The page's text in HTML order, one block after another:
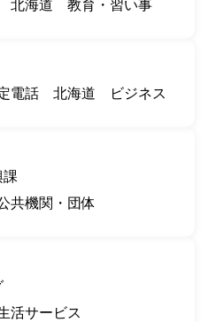
北海道 教育・習い事
電話 北海道 ビジネス
課
共機関・団体
活サービス